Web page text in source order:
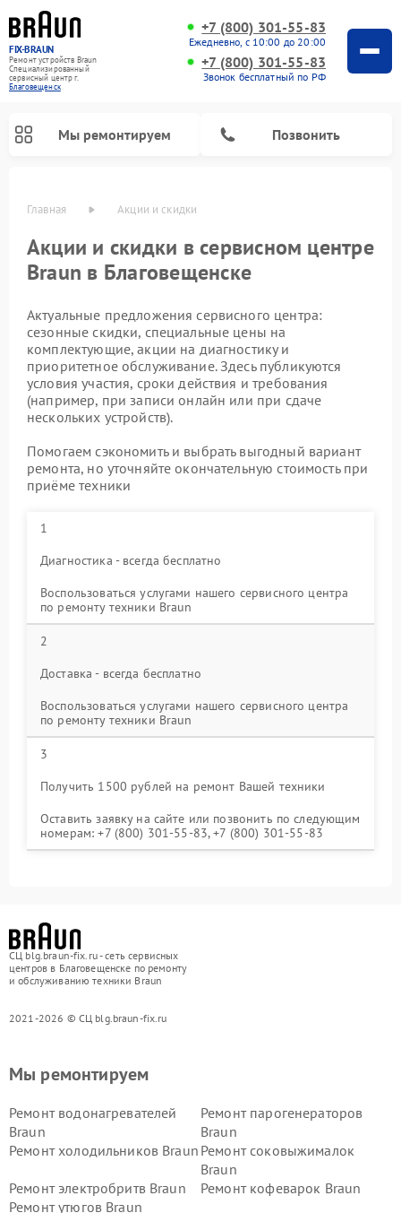
FIX-BRAUN
Ремонт устройств Braun
Специализированный
cервисный центр г.
Благовещенск
+7 (800) 301-55-83
Ежедневно, с 10:00 до 20:00
+7 (800) 301-55-83
Звонок бесплатный по РФ
Мы ремонтируем Позвонить
Главная Акции и скидки
Акции и скидки в сервисном центре
Braun в Благовещенске
Актуальные предложения сервисного центра:
сезонные скидки, специальные цены на
комплектующие, акции на диагностику и
приоритетное обслуживание. Здесь публикуются
условия участия, сроки действия и требования
(например, при записи онлайн или при сдаче
нескольких устройств).
Помогаем сэкономить и выбрать выгодный вариант
ремонта, но уточняйте окончательную стоимость при
приёме техники
1
Диагностика - всегда бесплатно
Воспользоваться услугами нашего сервисного центра
по ремонту техники Braun
2
Доставка - всегда бесплатно
Воспользоваться услугами нашего сервисного центра
по ремонту техники Braun
3
Получить 1500 рублей на ремонт Вашей техники
Оставить заявку на сайте или позвонить по следующим
номерам: +7 (800) 301-55-83, +7 (800) 301-55-83
СЦ blg.braun-fix.ru - сеть сервисных
центров в Благовещенске по ремонту
и обслуживанию техники Braun
2021-2026 © СЦ blg.braun-fix.ru
Мы ремонтируем
Ремонт водонагревателей
Braun
Ремонт парогенераторов
Braun
Ремонт холодильников Braun Ремонт соковыжималок
Braun
Ремонт электробритв Braun
Ремонт кофеварок Braun
Ремонт утюгов Braun